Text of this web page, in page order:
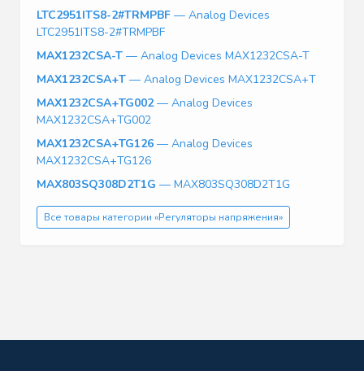
LTC2951ITS8-2#TRMPBF — Analog Devices
LTC2951ITS8-2#TRMPBF
MAX1232CSA-T — Analog Devices MAX1232CSA-T
MAX1232CSA+T — Analog Devices MAX1232CSA+T
MAX1232CSA+TG002— Analog Devices
MAX1232CSA+TG002
MAX1232CSA+TG126 — Analog Devices
MAX1232CSA+TG126
MAX803SQ308D2T1G — MAX803SQ308D2T1G
Все товары категории «Регуляторы напряжения»